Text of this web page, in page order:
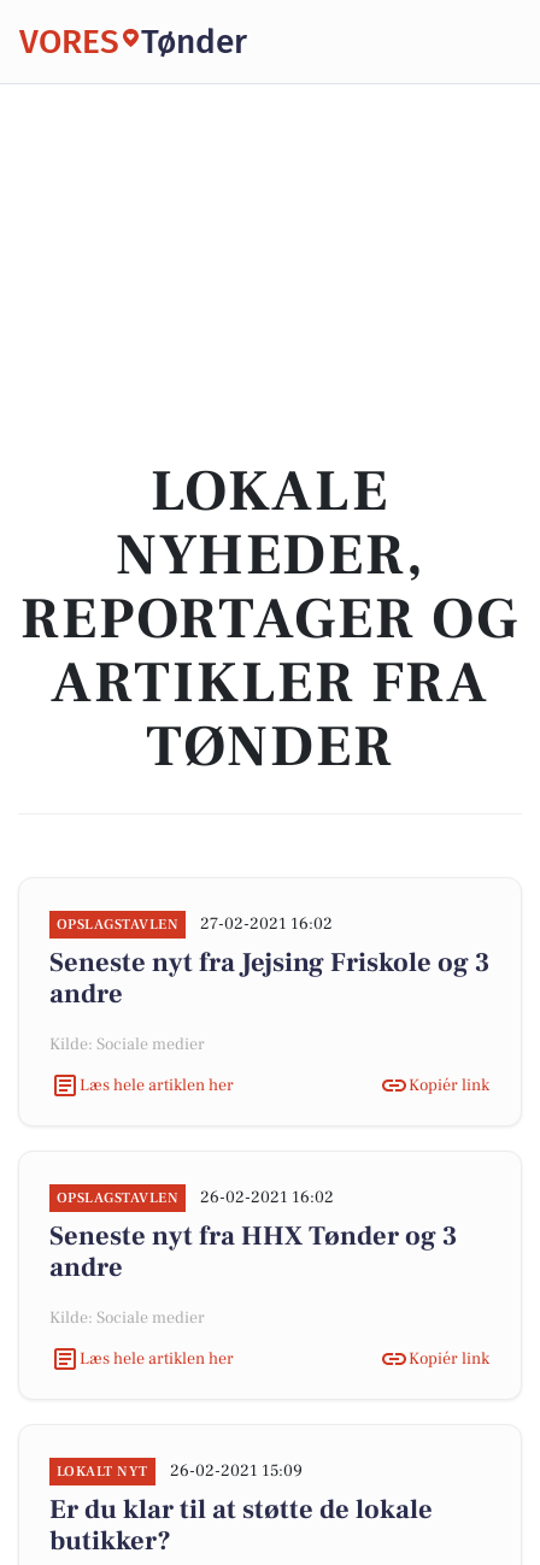
VORES Tønder
LOKALE
NYHEDER,
REPORTAGER OG
ARTIKLER FRA
TØNDER
OPSLAGSTAVLEN 27-02-2021 16:02
Seneste nyt fra Jejsing Friskole og 3
andre
Kilde: Sociale medier
Læs hele artiklen her
Kopiér link
OPSLAGSTAVLEN 26-02-2021 16:02
Seneste nyt fra HHX Tønder og 3
andre
Kilde: Sociale medier
Læs hele artiklen her
Kopiér link
LOKALT NYT 26-02-2021 15:09
Er du klar til at støtte de lokale
butikker?